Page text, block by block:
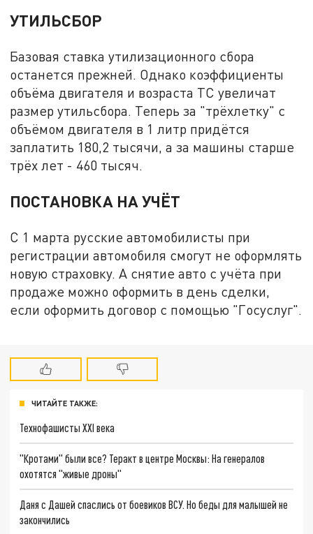
УТИЛЬСБОР
Базовая ставка утилизационного сбора
останется прежней. Однако коэффициенты
объёма двигателя и возраста ТС увеличат
размер утильсбора. Теперь за "трёхлетку" с
объёмом двигателя в 1 литр придётся
заплатить 180,2 тысячи, а за машины старше
трёх лет - 460 тысяч.
ПОСТАНОВКА НА УЧЁТ
С 1 марта русские автомобилисты при
регистрации автомобиля смогут не оформлять
новую страховку. А снятие авто с учёта при
продаже можно оформить в день сделки,
если оформить договор с помощью "Госуслуг".
ЧИТАЙТЕ ТАКЖЕ:
Технофашисты XXI века
"Кротами" были все? Теракт в центре Москвы: На генералов
охотятся "живые дроны"
Даня с Дашей спаслись от боевиков ВСУ. Но беды для малышей не
закончились